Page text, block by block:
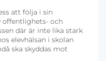
att följa i sin
offentlighets- och
där är inte lika stark
elevhälsan i skolan
ska skyddas mot